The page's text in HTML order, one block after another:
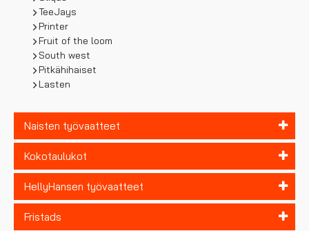
TeeJays
Printer
Fruit of the loom
South west
Pitkähihaiset
Lasten
Naisten työvaatteet
Kokotaulukot
HellyHansen työvaatteet
Fristads